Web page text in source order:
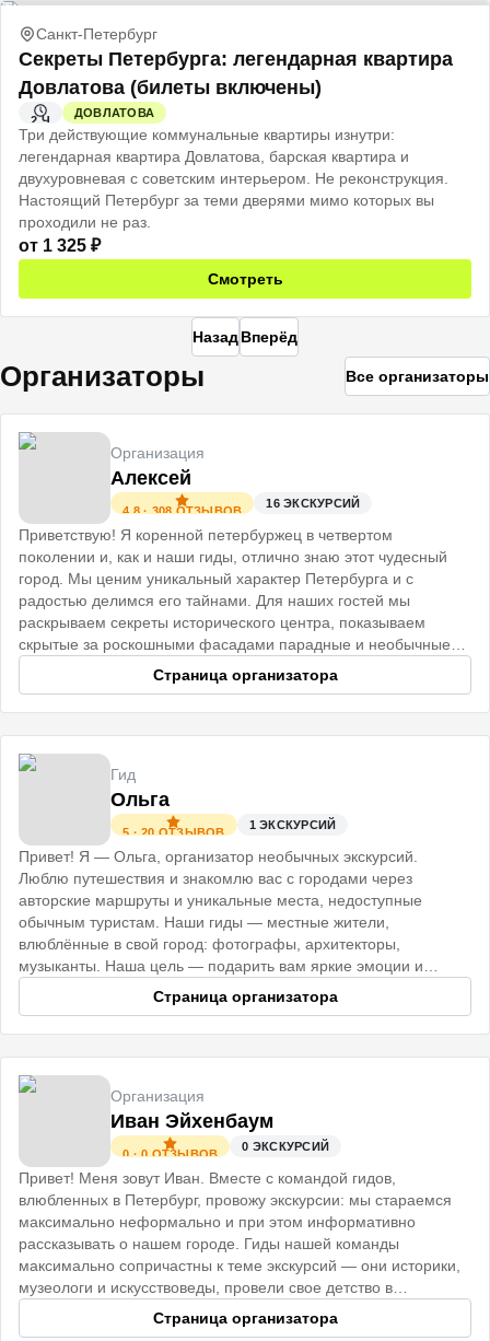
Санкт-Петербург
Секреты Петербурга: легендарная квартира
Довлатова (билеты включены)
2 Ч
ДОВЛАТОВА
Три действующие коммунальные квартиры изнутри:
легендарная квартира Довлатова, барская квартира и
двухуровневая с советским интерьером. Не реконструкция.
Настоящий Петербург за теми дверями мимо которых вы
проходили не раз.
от 1 325 ₽
Смотреть
НазадВперёд
Организаторы Все организаторы
Организация
Алексей
4.8· 308 ОТЗЫВОВ
16ЭКСКУРСИЙ
Приветствую! Я коренной петербуржец в четвертом
поколении и, как и наши гиды, отлично знаю этот чудесный
город. Мы ценим уникальный характер Петербурга и с
радостью делимся его тайнами. Для наших гостей мы
раскрываем секреты исторического центра, показываем
скрытые за роскошными фасадами парадные и необычные
Страница организатора
Гид
Ольга
5 · 20 ОТЗЫВОВ
1 ЭКСКУРСИЙ
Привет! Я — Ольга, организатор необычных экскурсий.
Люблю путешествия и знакомлю вас с городами через
авторские маршруты и уникальные места, недоступные
обычным туристам. Наши гиды — местные жители,
влюблённые в свой город: фотографы, архитекторы,
музыканты. Наша цель — подарить вам яркие эмоции и
незабываемые впечатления. До встречи!
Страница организатора
Организация
Иван Эйхенбаум
0 · 0 ОТЗЫВОВ
0 ЭКСКУРСИЙ
Привет! Меня зовут Иван. Вместе с командой гидов,
влюбленных в Петербург, провожу экскурсии: мы стараемся
максимально неформально и при этом информативно
рассказывать о нашем городе. Гиды нашей команды
максимально сопричастны к теме экскурсий — они историки,
музеологи и искусствоведы, провели свое детство в
старинных Петербургских домахСтраница организатора